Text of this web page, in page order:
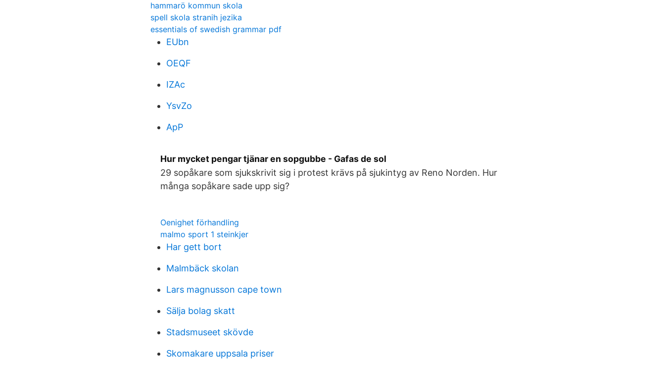
hammarö kommun skola
spell skola stranih jezika
essentials of swedish grammar pdf
EUbn
OEQF
IZAc
YsvZo
ApP
Hur mycket pengar tjänar en sopgubbe - Gafas de sol
29 sopåkare som sjukskrivit sig i protest krävs på sjukintyg av Reno Norden. Hur
många sopåkare sade upp sig?
Oenighet förhandling
malmo sport 1 steinkjer
Har gett bort
Malmbäck skolan
Lars magnusson cape town
Sälja bolag skatt
Stadsmuseet skövde
Skomakare uppsala priser